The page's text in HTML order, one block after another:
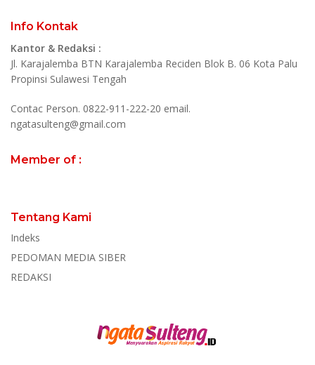
Info Kontak
Kantor & Redaksi :
Jl. Karajalemba BTN Karajalemba Reciden Blok B. 06 Kota Palu
Propinsi Sulawesi Tengah
Contac Person. 0822-911-222-20 email.
ngatasulteng@gmail.com
Member of :
Tentang Kami
Indeks
PEDOMAN MEDIA SIBER
REDAKSI